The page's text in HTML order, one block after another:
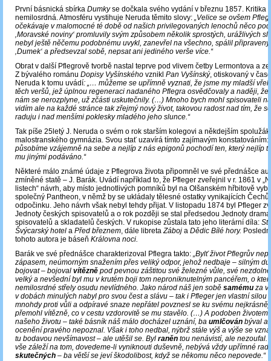
První básnická sbírka Dumkyse dočkala svého vydání v březnu 1857. Kritika
nemilosrdná. Atmosféru vystihuje Neruda těmito slovy: „Velice se ovšem
očekávaje v malomocné té době od našich privilegovaných lenochů něco
‚Moravské noviny‘ promluvily svým způsobem několik sprostých, urážlivých
nebyl ještě něčemu podobnému uvykl, zanevřel na všechno, spálil
‚Dumek‘ a předsevzal sobě, nepsat ani jediného verše více.“
Obrat v další Pflegrově tvorbě nastal teprve pod vlivem četby Lermontova a
Z bývalého románu Dopisy Vyšínského vznikl Pan Vyšínský, otiskovaný v
Neruda k tomu uvádí: „… můžeme se upřímně vyznati, že jsme my mladší
těch veršů, jež úplnou regeneraci nadaného Pflegra osvědčovaly a naději, že
nám se nerozplyne, už zčásti uskutečnily. (…) Mnoho bych mohl spisovateli
vidím ale na každé stránce tak zřejmý nový život, takovou radost nad tím, že
raduju i nad menšími poklesky mladého jeho slunce.“
Tak píše 25letý J. Neruda o svém o rok starším kolegovi a někdejším
malostranského gymnázia. Svou stať uzavírá tímto zajímavým konstatováním:
působíme vzájemně na sebe a nejlíp z nás epigonů pochodí ten, který nejlíp
mu jinými podáváno.“
Některé málo známé údaje z Pflegrova života připomněl ve své přednášce
zmíněné statě – J. Barák. Uvádí například to, že Pfleger zveřejnil v r. 1861 v
listech“ návrh, aby místo jednotlivých pomníků byl na Olšanském hřbitově
společný Pantheon, v němž by se ukládaly tělesné ostatky vynikajících Čechů
odpočinku. Jeho návrh však nebyl tehdy přijat. V listopadu 1874 byl Pfleger
Jednoty českých spisovatelů a o rok později se stal předsedou Jednoty
spisovatelů a skladatelů českých. V rukopise zůstala tato jeho literární díla:
Švýcarský hotel a Před březnem, dále libretaZáboj a Dědic Bílé hory.
tohoto autora je báseň Královna noci.
Barák ve své přednášce charakterizoval Pflegra takto: „Bylť život Pflegrův
zápasem, neúmorným snažením přes veliký odpor, jehož nedbaje – silným
bojovat – bojoval vítězně pod pevnou záštitou své železné vůle, své
velký a nevšední byl mu v krutém boji tom neproniknutelným pancéřem, o
nemilosrdné střely osudu nevlídného. Jako národ náš jen sobě samému za
v dobách minulých nabyl pro svou čest a slávu – tak i Pfleger jen vlastní silou
mnohdy proti vůli a odpíravé snaze nepřátel povznesl se ku svému
přemohl vítězně, co v cestu vzdorovitě se mu stavělo. (…) A podoben životem
našeho životu – také básník náš málo docházel uznání, ba umlčován býval a
ocenění pravého nepoznal. Však i toho nedbal, nýbrž stále výš a výše se
tu bodavou nevšímavost – ale utěšil se. Byl raněn tou nenávistí, ale
vše záleží na tom, dovedeme-li vyniknouti duševně, nebývá vždy upřímné
skutečných – ba větší se jeví škodolibost, když se někomu něco nepovede.“